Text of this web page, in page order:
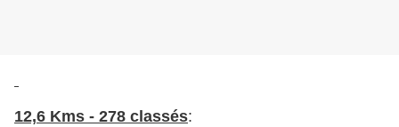
12,6 Kms - 278 classés: